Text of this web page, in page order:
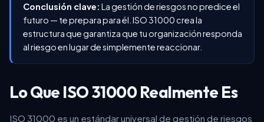
Conclusión clave: La gestión de riesgos no predice el
futuro — te prepara para él. ISO 31000 crea la
estructura que garantiza que tu organización responda
al riesgo en lugar de simplemente reaccionar.
Lo Que ISO 31000 Realmente Es
ISO 31000 es un estándar universal de gestión de riesgos